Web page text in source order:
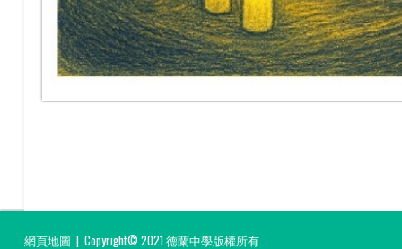
網頁地圖 | Copyright© 2021 德蘭中學版權所有